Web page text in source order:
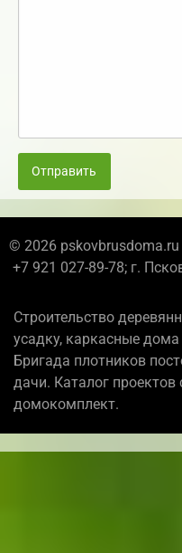
Отправить
© 2026 pskovbrusdoma.ru
+7 921 027-89-78; г.
Строительство
усадку, каркасные
Бригада плотников
дачи. Каталог
домокомплект.